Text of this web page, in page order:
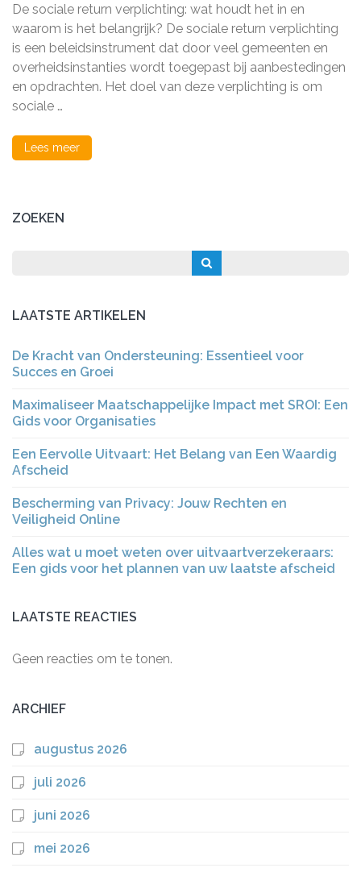
de
Sociale
Return
Verplichting:
Maatschappelijke
Impact
en
De sociale return verplichting: wat houdt het in en
waarom is het belangrijk? De sociale return verplichting
is een beleidsinstrument dat door veel gemeenten en
overheidsinstanties wordt toegepast bij aanbestedingen
en opdrachten. Het doel van deze verplichting is om
sociale …
Lees meer
ZOEKEN
LAATSTE ARTIKELEN
De Kracht van Ondersteuning: Essentieel voor
Succes en Groei
Maximaliseer Maatschappelijke Impact met SROI: Een
Gids voor Organisaties
Een Eervolle Uitvaart: Het Belang van Een Waardig
Afscheid
Bescherming van Privacy: Jouw Rechten en
Veiligheid Online
Alles wat u moet weten over uitvaartverzekeraars:
Een gids voor het plannen van uw laatste afscheid
LAATSTE REACTIES
Geen reacties om te tonen.
ARCHIEF
augustus 2026
juli 2026
juni 2026
mei 2026